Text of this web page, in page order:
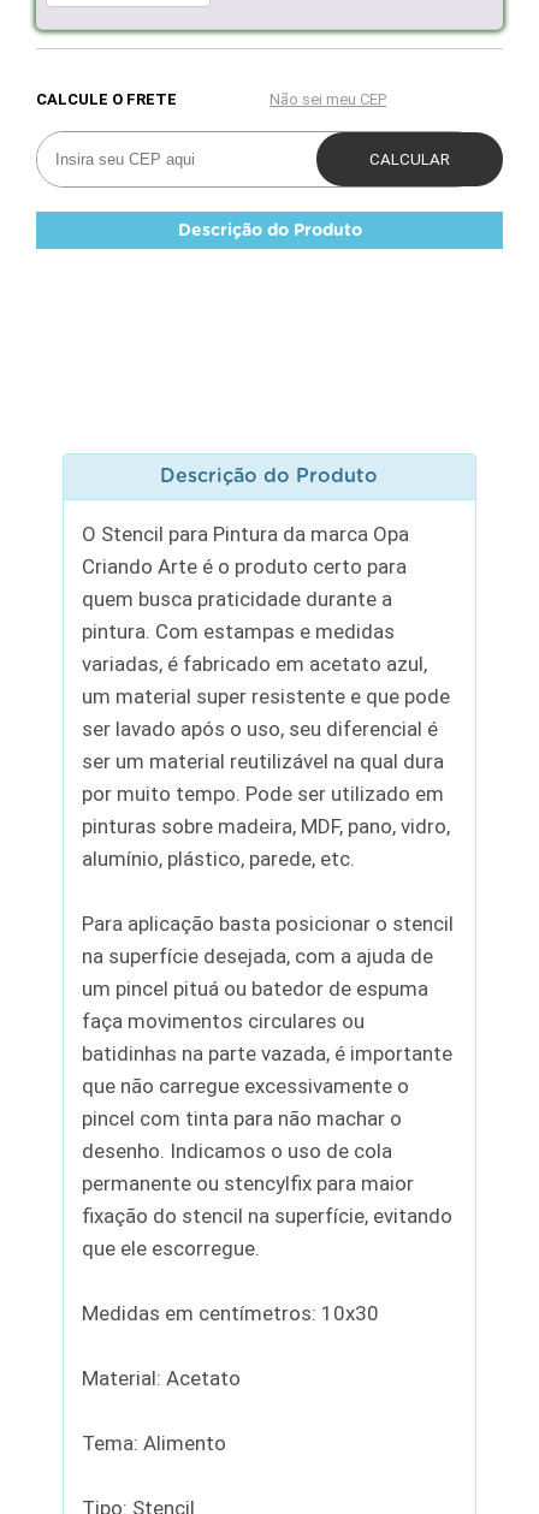
Descrição do Produto
Descrição do Produto
O Stencil para Pintura da marca Opa
Criando Arte é o produto certo para
quem busca praticidade durante a
pintura. Com estampas e medidas
variadas, é fabricado em acetato azul,
um material super resistente e que pode
ser lavado após o uso, seu diferencial é
ser um material reutilizável na qual dura
por muito tempo. Pode ser utilizado em
pinturas sobre madeira, MDF, pano, vidro,
alumínio, plástico, parede, etc.
Para aplicação basta posicionar o stencil
na superfície desejada, com a ajuda de
um pincel pituá ou batedor de espuma
faça movimentos circulares ou
batidinhas na parte vazada, é importante
que não carregue excessivamente o
pincel com tinta para não machar o
desenho. Indicamos o uso de cola
permanente ou stencylfix para maior
fixação do stencil na superfície, evitando
que ele escorregue.
Medidas em centímetros: 10x30
Material: Acetato
Tema: Alimento
Tipo: Stencil